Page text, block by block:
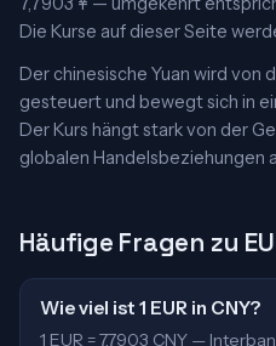
Die Kurse auf dieser Seite
Der chinesische Yuan wird von
gesteuert und bewegt sich in
Der Kurs hängt stark von der
globalen Handelsbeziehungen
Häufige Fragen zu
Wie viel ist 1 EUR in CNY?
1 EUR = 7,7903 CNY —